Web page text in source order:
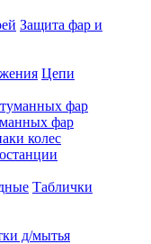
Защита фар и
Цепи
фар
колес
Таблички
д/мытья